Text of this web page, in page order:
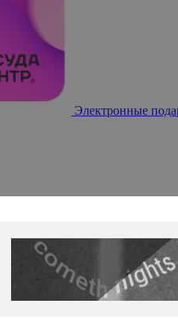
Электронные